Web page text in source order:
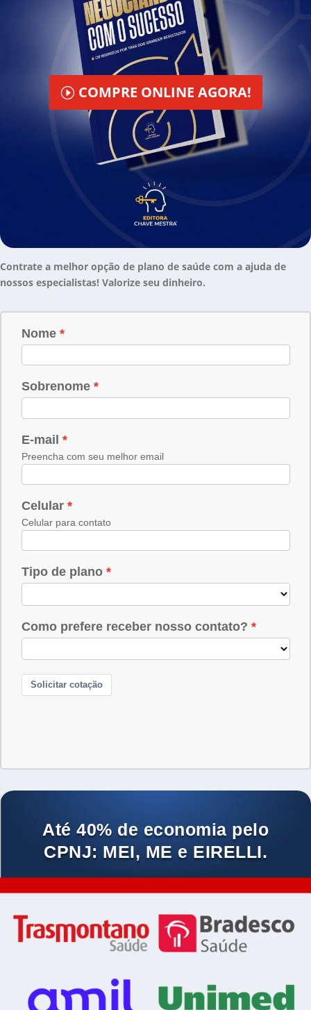
COMPRE ONLINE AGORA!
Contrate a melhor opção de plano de saúde com a ajuda de
nossos especialistas! Valorize seu dinheiro.
Até 40% de economia pelo
CPNJ: MEI, ME e EIRELLI.